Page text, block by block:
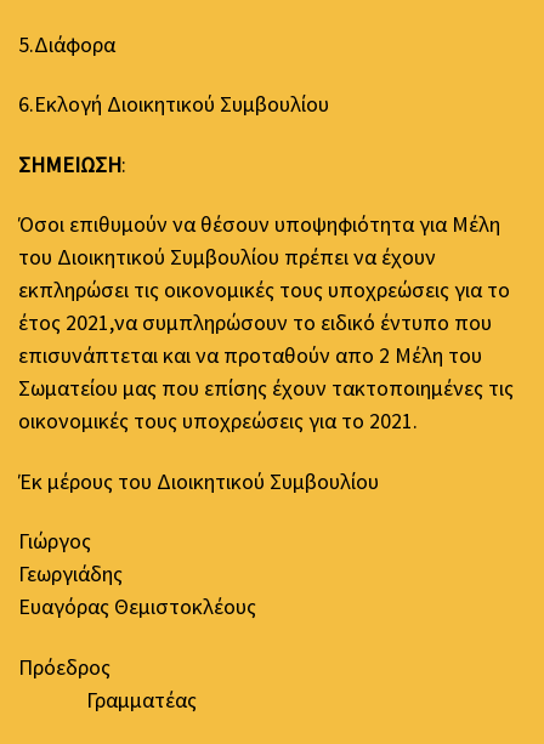
5.Διάφορα
6.Εκλογή Διοικητικού Συμβουλίου
ΣΗΜΕΙΩΣΗ:
Όσοι επιθυμούν να θέσουν υποψηφιότητα για Μέλη
του Διοικητικού Συμβουλίου πρέπει να έχουν
εκπληρώσει τις οικονομικές τους υποχρεώσεις για το
έτος 2021,να συμπληρώσουν το ειδικό έντυπο που
επισυνάπτεται και να προταθούν απο 2 Μέλη του
Σωματείου μας που επίσης έχουν τακτοποιημένες τις
οικονομικές τους υποχρεώσεις για το 2021.
Έκ μέρους του Διοικητικού Συμβουλίου
Γιώργος
Γεωργιάδης
Ευαγόρας Θεμιστοκλέους
Πρόεδρος
Γραμματέας